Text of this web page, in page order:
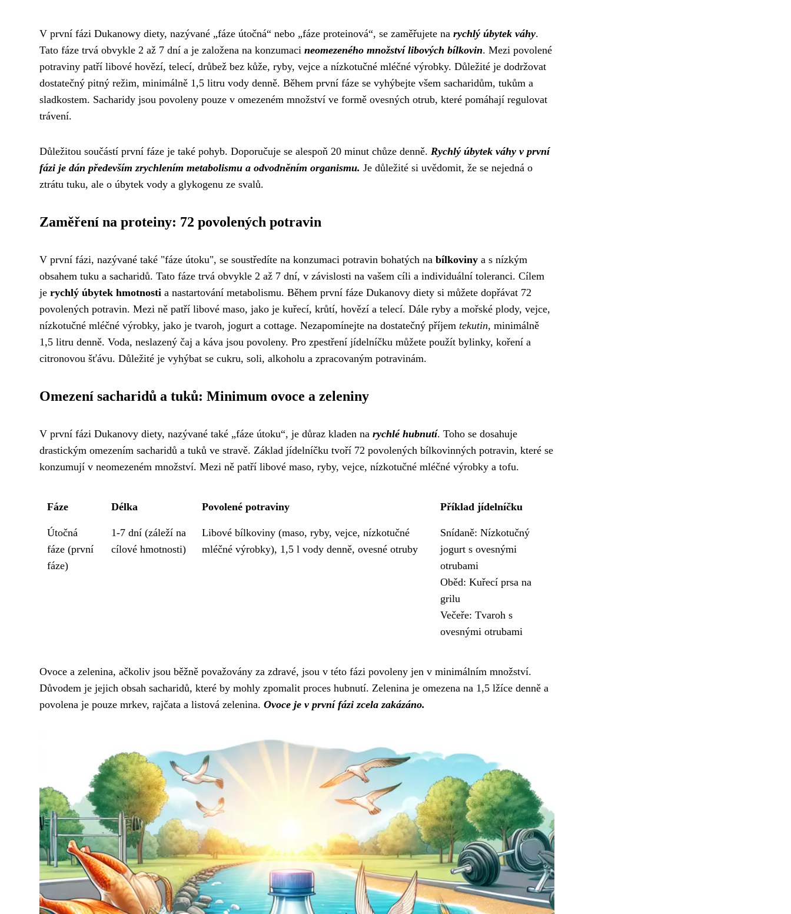
V první fázi Dukanowy diety, nazývané „fáze útočná“ nebo „fáze proteinová“, se zaměřujete na rychlý úbytek váhy.
Tato fáze trvá obvykle 2 až 7 dní a je založena na konzumaci neomezeného množství libových bílkovin. Mezi povolené
potraviny patří libové hovězí, telecí, drůbež bez kůže, ryby, vejce a nízkotučné mléčné výrobky. Důležité je dodržovat
dostatečný pitný režim, minimálně 1,5 litru vody denně. Během první fáze se vyhýbejte všem sacharidům, tukům a
sladkostem. Sacharidy jsou povoleny pouze v omezeném množství ve formě ovesných otrub, které pomáhají regulovat
trávení.
Důležitou součástí první fáze je také pohyb. Doporučuje se alespoň 20 minut chůze denně. Rychlý úbytek váhy v první
fázi je dán především zrychlením metabolismu a odvodněním organismu. Je důležité si uvědomit, že se nejedná o
ztrátu tuku, ale o úbytek vody a glykogenu ze svalů.
Zaměření na proteiny: 72 povolených potravin
V první fázi, nazývané také "fáze útoku", se soustředíte na konzumaci potravin bohatých na bílkoviny a s nízkým
obsahem tuku a sacharidů. Tato fáze trvá obvykle 2 až 7 dní, v závislosti na vašem cíli a individuální toleranci. Cílem
je rychlý úbytek hmotnosti a nastartování metabolismu. Během první fáze Dukanovy diety si můžete dopřávat 72
povolených potravin. Mezi ně patří libové maso, jako je kuřecí, krůtí, hovězí a telecí. Dále ryby a mořské plody, vejce,
nízkotučné mléčné výrobky, jako je tvaroh, jogurt a cottage. Nezapomínejte na dostatečný příjem tekutin, minimálně
1,5 litru denně. Voda, neslazený čaj a káva jsou povoleny. Pro zpestření jídelníčku můžete použít bylinky, koření a
citronovou šťávu. Důležité je vyhýbat se cukru, soli, alkoholu a zpracovaným potravinám.
Omezení sacharidů a tuků: Minimum ovoce a zeleniny
V první fázi Dukanovy diety, nazývané také „fáze útoku“, je důraz kladen na rychlé hubnutí. Toho se dosahuje
drastickým omezením sacharidů a tuků ve stravě. Základ jídelníčku tvoří 72 povolených bílkovinných potravin, které se
konzumují v neomezeném množství. Mezi ně patří libové maso, ryby, vejce, nízkotučné mléčné výrobky a tofu.
Fáze Délka Povolené potraviny Příklad jídelníčku
Útočná
fáze (první
fáze)
1-7 dní (záleží na
cílové hmotnosti)
Libové bílkoviny (maso, ryby, vejce, nízkotučné
mléčné výrobky), 1,5 l vody denně, ovesné otruby
Snídaně: Nízkotučný
jogurt s ovesnými
otrubami
Oběd: Kuřecí prsa na
grilu
Večeře: Tvaroh s
ovesnými otrubami
Ovoce a zelenina, ačkoliv jsou běžně považovány za zdravé, jsou v této fázi povoleny jen v minimálním množství.
Důvodem je jejich obsah sacharidů, které by mohly zpomalit proces hubnutí. Zelenina je omezena na 1,5 lžíce denně a
povolena je pouze mrkev, rajčata a listová zelenina. Ovoce je v první fázi zcela zakázáno.